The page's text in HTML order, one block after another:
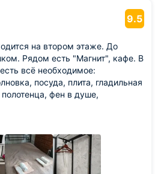
9.5
на втором этаже. До
Рядом есть "Магнит", кафе. В
всё необходимое:
посуда, плита, гладильная
фен в душе,
жестковаты. Не хватало
спасало, хотя в номере
поздно вечером и ночью. В